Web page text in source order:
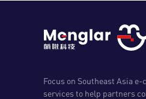
Focus on Southeast Asia
services to help partners